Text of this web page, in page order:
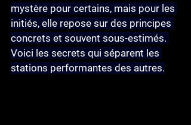
mystère pour certains, mais pour les
initiés, elle repose sur des principes
concrets et souvent sous-estimés.
Voici les secrets qui séparent les
stations performantes des autres.